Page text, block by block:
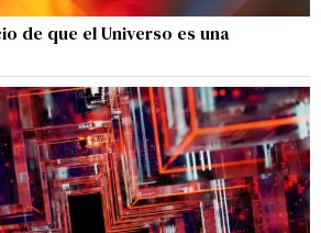
de que el Universo es una